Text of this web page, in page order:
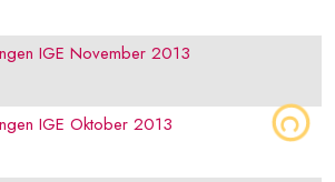
IGE November 2013
IGE Oktober 2013